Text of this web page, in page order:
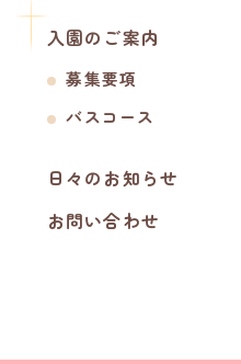
入園のご案内
募集要項
バスコース
日々のお知らせ
お問い合わせ